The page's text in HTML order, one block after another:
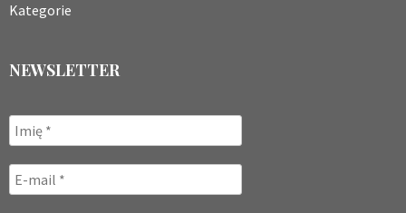
Kategorie
NEWSLETTER